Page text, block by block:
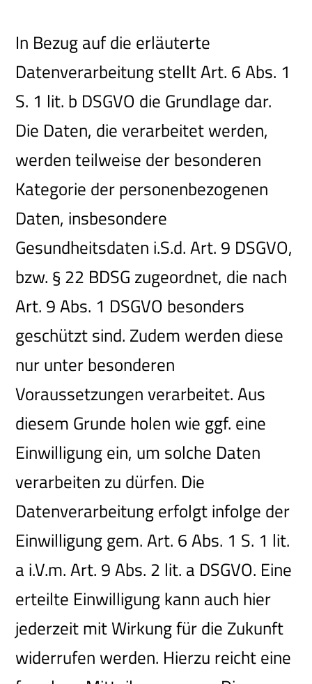
In Bezug auf die erläuterte
Datenverarbeitung stellt Art. 6 Abs. 1
S. 1 lit. b DSGVO die Grundlage dar.
Die Daten, die verarbeitet werden,
werden teilweise der besonderen
Kategorie der personenbezogenen
Daten, insbesondere
Gesundheitsdaten i.S.d. Art. 9 DSGVO,
bzw. § 22 BDSG zugeordnet, die nach
Art. 9 Abs. 1 DSGVO besonders
geschützt sind. Zudem werden diese
nur unter besonderen
Voraussetzungen verarbeitet. Aus
diesem Grunde holen wie ggf. eine
Einwilligung ein, um solche Daten
verarbeiten zu dürfen. Die
Datenverarbeitung erfolgt infolge der
Einwilligung gem. Art. 6 Abs. 1 S. 1 lit.
a i.V.m. Art. 9 Abs. 2 lit. a DSGVO. Eine
erteilte Einwilligung kann auch hier
jederzeit mit Wirkung für die Zukunft
widerrufen werden. Hierzu reicht eine